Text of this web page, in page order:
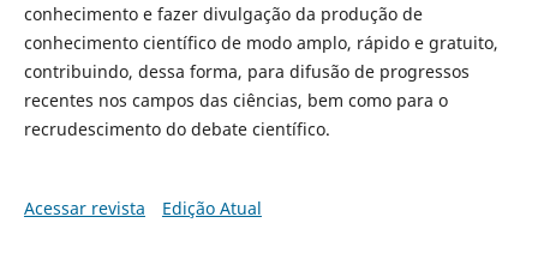
conhecimento e fazer divulgação da produção de
conhecimento científico de modo amplo, rápido e gratuito,
contribuindo, dessa forma, para difusão de progressos
recentes nos campos das ciências, bem como para o
recrudescimento do debate científico.
Acessar revista Edição Atual